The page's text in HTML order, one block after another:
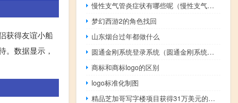
获得友谊小船
。数据显示，
慢性支气管炎症状有哪些呢（慢性支气管炎症状）
梦幻西游2的角色找回
山东烟台过年都做什么
圆通金刚系统登录系统（圆通金刚系统下载）
商标和商标logo的区别
logo标准化制图
精品芝加哥写字楼项目获得31万美元的融资